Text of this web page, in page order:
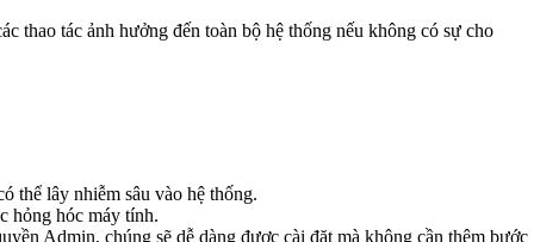
thao tác ảnh hưởng đến toàn bộ hệ thống nếu không có sự cho
thể lây nhiễm sâu vào hệ thống.
hỏng hóc máy tính.
Admin, chúng sẽ dễ dàng được cài đặt mà không cần thêm bước